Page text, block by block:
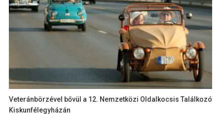
Veteránbörzével bővül a 12. Nemzetközi Oldalkocsis Találkozó
Kiskunfélegyházán